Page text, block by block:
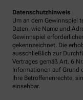
Datenschutzhinweis
Um an dem Gewinnspiel
Daten, wie Name und
Gewinnspiel
gekennzeichnet. Die
ausschließlich zur
Vertrages gemäß Art. 6
Informationen auf Grund
Ihre Betroffenenrechte,
einsehbar.